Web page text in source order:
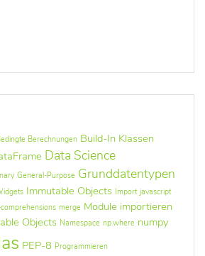
Berechnungen Build-In Klassen
Data Science
General-Purpose Grunddatentypen
Immutable Objects Import javascript
comprehensions merge Module importieren
Objects Namespace np.where numpy
PEP-8 Programmieren